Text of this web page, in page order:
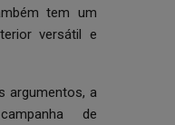
tem um
versátil e
argumentos, a
de